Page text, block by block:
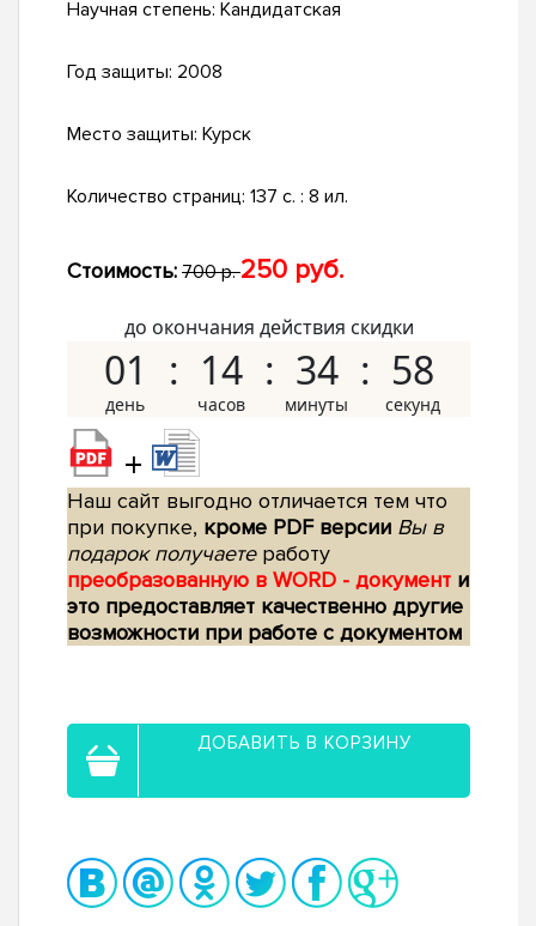
Научная степень: Кандидатская
Год защиты: 2008
Место защиты: Курск
Количество страниц: 137 с. : 8 ил.
Стоимость: 700 р.250 руб.
до окончания действия скидки
01 14 34 57
+
Наш сайт выгодно отличается тем что
при покупке, кроме PDF версии Вы в
подарок получаетеработу
преобразованную в WORD - документ и
это предоставляет качественно другие
возможности при работе с документом
ДОБАВИТЬ В КОРЗИНУ